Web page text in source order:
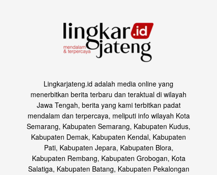
Lingkarjateng.id adalah media online yang
menerbitkan berita terbaru dan teraktual di wilayah
Jawa Tengah, berita yang kami terbitkan padat
mendalam dan terpercaya, meliputi info wilayah Kota
Semarang, Kabupaten Semarang, Kabupaten Kudus,
Kabupaten Demak, Kabupaten Kendal, Kabupaten
Pati, Kabupaten Jepara, Kabupaten Blora,
Kabupaten Rembang, Kabupaten Grobogan, Kota
Salatiga, Kabupaten Batang, Kabupaten Pekalongan